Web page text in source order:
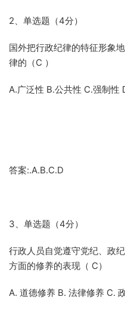
2、单选题（4分）
国外把行政纪律的特征形象
律的（C ）
A.广泛性 B.公共性 C.强制性
答案:.A.B.C.D
3、单选题（4分）
行政人员自觉遵守党纪、政
方面的修养的表现（ C）
A. 道德修养 B. 法律修养 C.